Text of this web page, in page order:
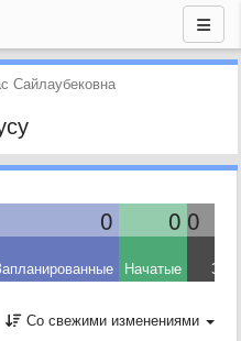
Сайлаубековна
0 0 0
Начатые
Со свежими изменениями